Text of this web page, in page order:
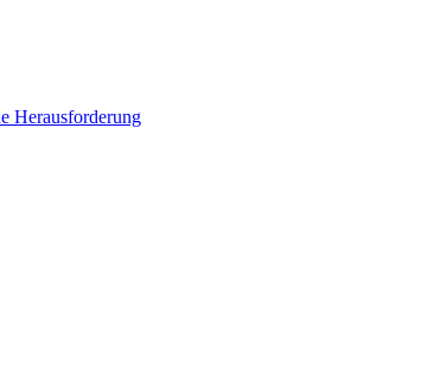
Herausforderung